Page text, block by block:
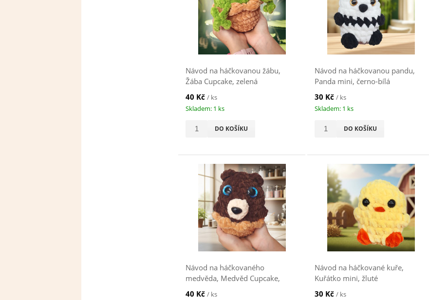
Návod na háčkovanou žábu,
Žába Cupcake, zelená
40 Kč / ks
Skladem: 1 ks
DO KOŠÍKU
Návod na háčkovanou pandu,
Panda mini, černo-bílá
30 Kč/ ks
Skladem: 1 ks
DO KOŠÍKU
Návod na háčkovaného
medvěda, Medvěd Cupcake,
40 Kč / ks
Návod na háčkované kuře,
Kuřátko mini, žluté
30 Kč/ ks